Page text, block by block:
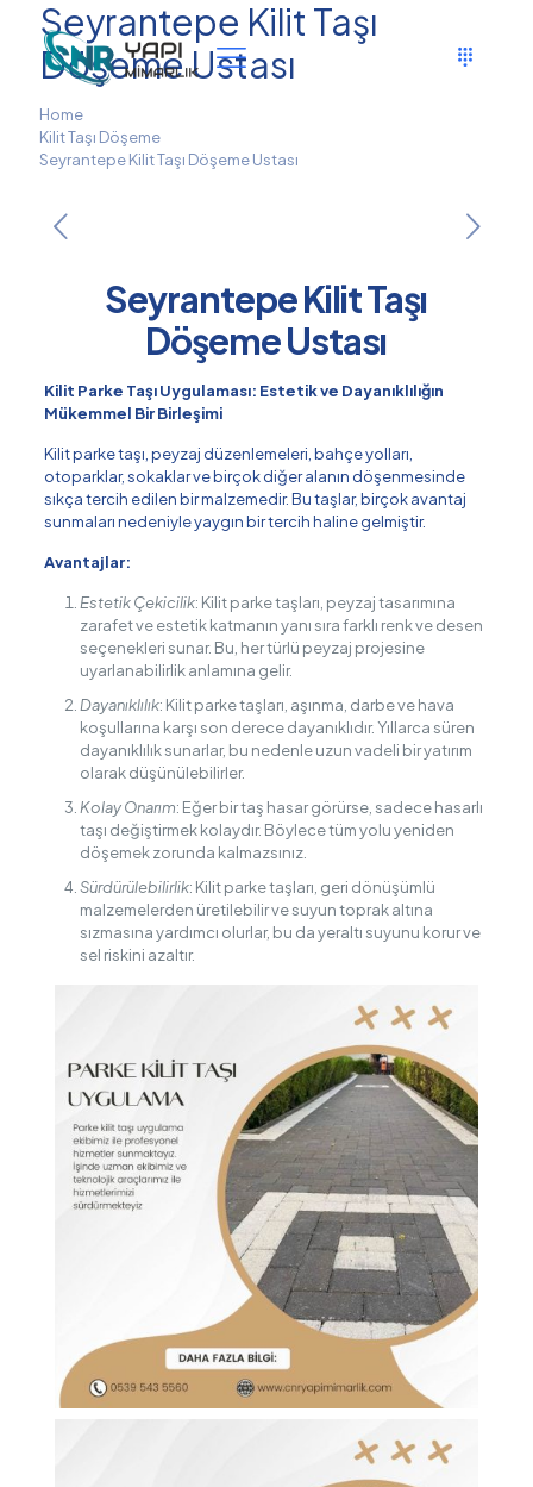
Seyrantepe Kilit Taşı
Döşeme Ustası
Home
Kilit Taşı Döşeme
Seyrantepe Kilit Taşı Döşeme Ustası
Seyrantepe Kilit Taşı
Döşeme Ustası
Kilit Parke Taşı Uygulaması: Estetik ve Dayanıklılığın
Mükemmel Bir Birleşimi
Kilit parke taşı, peyzaj düzenlemeleri, bahçe yolları,
otoparklar, sokaklar ve birçok diğer alanın döşenmesinde
sıkça tercih edilen bir malzemedir. Bu taşlar, birçok avantaj
sunmaları nedeniyle yaygın bir tercih haline gelmiştir.
Avantajlar:
Estetik Çekicilik: Kilit parke taşları, peyzaj tasarımına
zarafet ve estetik katmanın yanı sıra farklı renk ve desen
seçenekleri sunar. Bu, her türlü peyzaj projesine
uyarlanabilirlik anlamına gelir.
Dayanıklılık: Kilit parke taşları, aşınma, darbe ve hava
koşullarına karşı son derece dayanıklıdır. Yıllarca süren
dayanıklılık sunarlar, bu nedenle uzun vadeli bir yatırım
olarak düşünülebilirler.
Kolay Onarım: Eğer bir taş hasar görürse, sadece hasarlı
taşı değiştirmek kolaydır. Böylece tüm yolu yeniden
döşemek zorunda kalmazsınız.
Sürdürülebilirlik: Kilit parke taşları, geri dönüşümlü
malzemelerden üretilebilir ve suyun toprak altına
sızmasına yardımcı olurlar, bu da yeraltı suyunu korur ve
sel riskini azaltır.